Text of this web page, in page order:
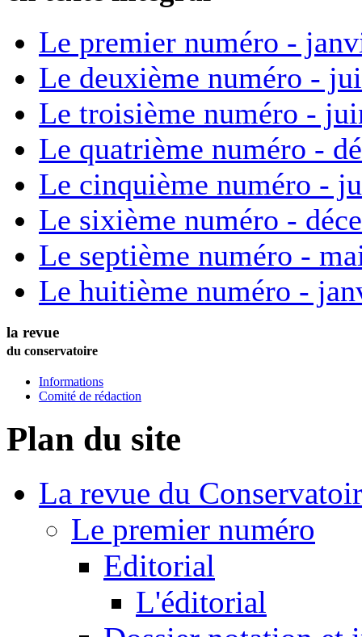
Le premier numéro -
Le deuxième numéro -
Le troisième numéro -
Le quatrième numéro -
Le cinquième numéro -
Le sixième numéro -
Le septième numéro -
Le huitième numéro -
la revue
du conservatoire
Informations
Comité de rédaction
Plan du site
La revue du
Le premier numéro
Editorial
L'éditorial